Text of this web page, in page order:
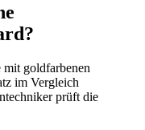
prüft die